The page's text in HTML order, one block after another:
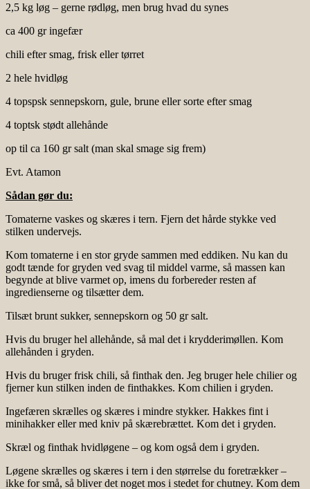
2,5 kg løg – gerne rødløg, men brug hvad du synes
ca 400 gr ingefær
chili efter smag, frisk eller tørret
2 hele hvidløg
4 topspsk sennepskorn, gule, brune eller sorte efter smag
4 toptsk stødt allehånde
op til ca 160 gr salt (man skal smage sig frem)
Evt. Atamon
Sådan gør du:
Tomaterne vaskes og skæres i tern. Fjern det hårde stykke ved
stilken undervejs.
Kom tomaterne i en stor gryde sammen med eddiken. Nu kan du
godt tænde for gryden ved svag til middel varme, så massen kan
begynde at blive varmet op, imens du forbereder resten af
ingredienserne og tilsætter dem.
Tilsæt brunt sukker, sennepskorn og 50 gr salt.
Hvis du bruger hel allehånde, så mal det i krydderimøllen. Kom
allehånden i gryden.
Hvis du bruger frisk chili, så finthak den. Jeg bruger hele chilier og
fjerner kun stilken inden de finthakkes. Kom chilien i gryden.
Ingefæren skrælles og skæres i mindre stykker. Hakkes fint i
minihakker eller med kniv på skærebrættet. Kom det i gryden.
Skræl og finthak hvidløgene – og kom også dem i gryden.
Løgene skrælles og skæres i tern i den størrelse du foretrækker –
ikke for små, så bliver det noget mos i stedet for chutney. Kom dem